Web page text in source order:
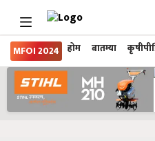
MFOI 2024 होम बातम्या